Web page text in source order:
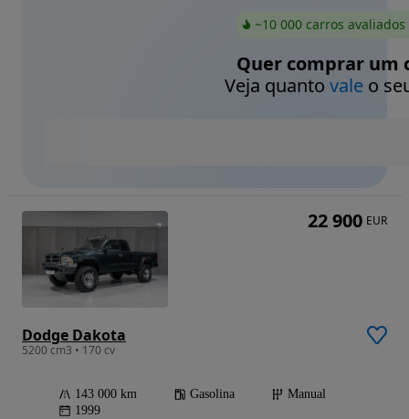
~10 000 carros
Quer comprar um
Veja quanto valeo
Dodge Dakota
5200 cm3 • 170 cv
143 000 km Gasolina
Manual
1999
22 900 EUR